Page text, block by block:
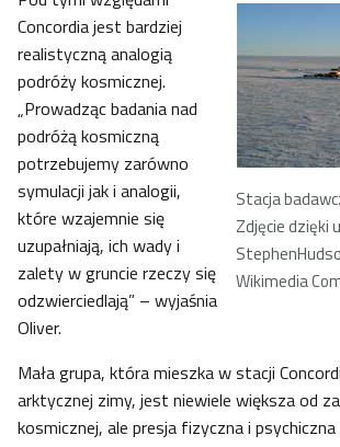
Stacja
Zdjęcie dzięki
Wikimedia
Concordia jest bardziej
realistyczną analogią
podróży kosmicznej.
„Prowadząc badania nad
podróżą kosmiczną
potrzebujemy zarówno
symulacji jak i analogii,
które wzajemnie się
uzupałniają, ich wady i
zalety w gruncie rzeczy się
odzwierciedlają” – wyjaśnia
Oliver.
Mała grupa, która mieszka w stacji
arktycznej zimy, jest niewiele większa od
kosmicznej, ale presja fizyczna i